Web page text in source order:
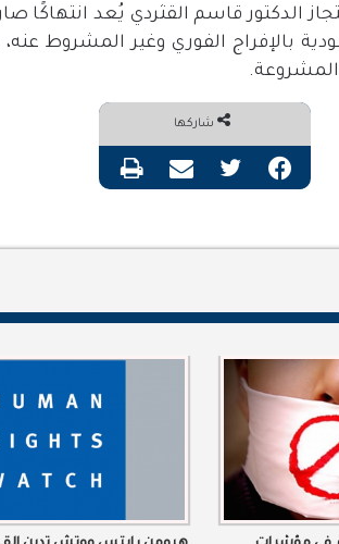
الدكتور قاسم القثردي يُعد انتهاكًا
بالإفراج الفوري وغير المشروط
المشروعة.
شاركها
فيسبوك تويتر مشاركة عبر البريد طباعة